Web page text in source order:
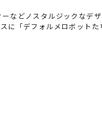
などノスタルジックなデ
に「デフォルメロボット